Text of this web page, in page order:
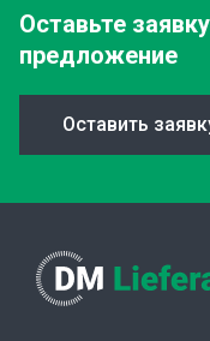
Оставьте заявку
предложение
Оставить